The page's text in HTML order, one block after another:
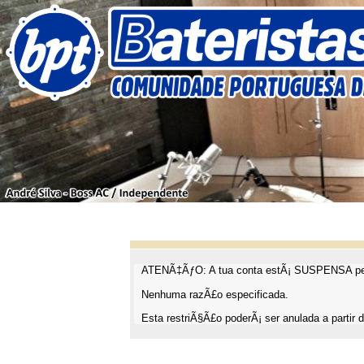
ATENÃ‡ÃƒO: A tua conta estÃ¡ SUSPENSA
Nenhuma razÃ£o especificada.
Esta restriÃ§Ã£o poderÃ¡ ser anulada a partir